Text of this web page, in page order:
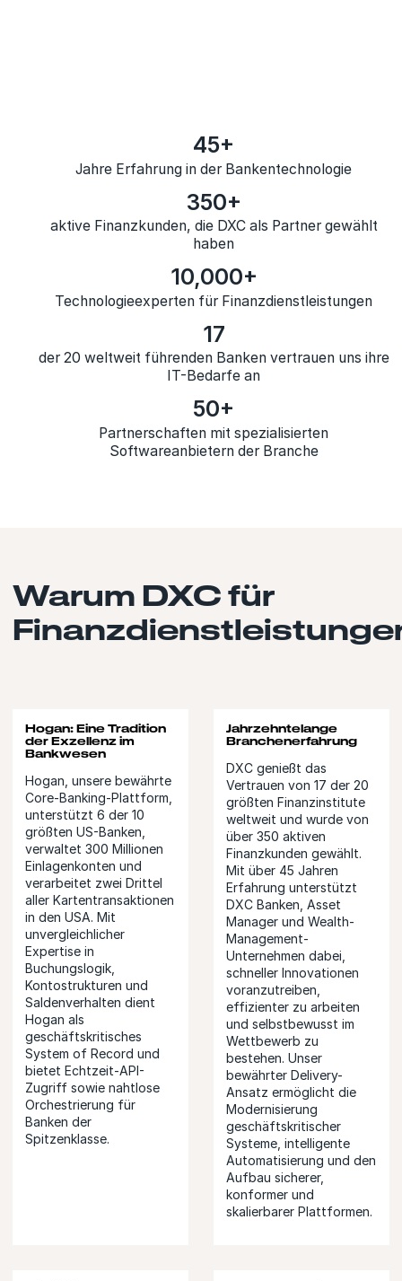
45+
Jahre Erfahrung in der Bankentechnologie
350+
aktive Finanzkunden, die DXC als Partner gewählt
haben
10,000+
Technologieexperten für Finanzdienstleistungen
17
der 20 weltweit führenden Banken vertrauen uns ihre
IT-Bedarfe an
50+
Partnerschaften mit spezialisierten
Softwareanbietern der Branche
Warum DXC für
Hogan: Eine Tradition
der Exzellenz im
Bankwesen
Hogan, unsere bewährte
Core-Banking-Plattform,
unterstützt 6 der 10
größten US-Banken,
verwaltet 300 Millionen
Einlagenkonten und
verarbeitet zwei Drittel
aller Kartentransaktionen
in den USA. Mit
unvergleichlicher
Expertise in
Buchungslogik,
Kontostrukturen und
Saldenverhalten dient
Hogan als
geschäftskritisches
System of Record und
bietet Echtzeit-API-
Zugriff sowie nahtlose
Orchestrierung für
Banken der
Spitzenklasse.
Jahrzehntelange
Branchenerfahrung
DXC genießt das
Vertrauen von 17 der 20
größten Finanzinstitute
weltweit und wurde von
über 350 aktiven
Finanzkunden gewählt.
Mit über 45 Jahren
Erfahrung unterstützt
DXC Banken, Asset
Manager und Wealth-
Management-
Unternehmen dabei,
schneller Innovationen
voranzutreiben,
effizienter zu arbeiten
und selbstbewusst im
Wettbewerb zu
bestehen. Unser
bewährter Delivery-
Ansatz ermöglicht die
Modernisierung
geschäftskritischer
Systeme, intelligente
Automatisierung und den
Aufbau sicherer,
konformer und
skalierbarer Plattformen.